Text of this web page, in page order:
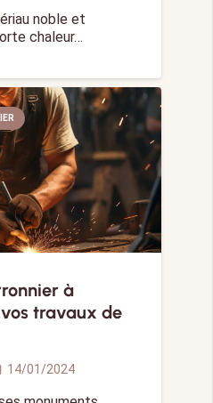
noble et
chaleur…
à
travaux de
14/01/2024